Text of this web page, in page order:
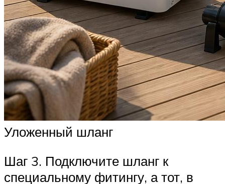
Уложенный шланг
Шаг 3. Подключите шланг к
специальному фитингу, а тот, в